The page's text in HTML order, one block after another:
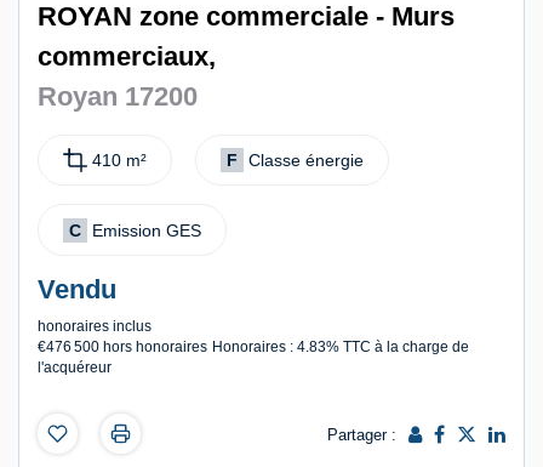
ROYAN zone commerciale - Murs
commerciaux,
Royan 17200
410 m² F Classe énergie
C Emission GES
Vendu
honoraires inclus
€476 500 hors honoraires Honoraires : 4.83% TTC à la charge de
l'acquéreur
Partager :